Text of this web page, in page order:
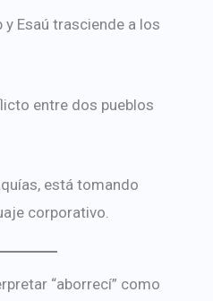
Esaú trasciende a los
entre dos pueblos
está tomando
corporativo.
“aborrecí” como